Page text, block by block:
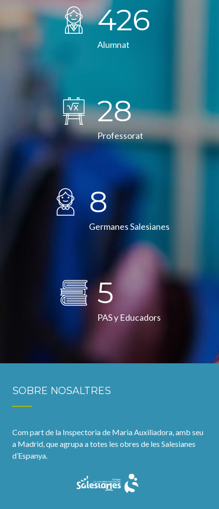
431
Alumnat
29
Professorat
8
Germanes Salesianes
5
PAS y Educadors
SOBRE NOSALTRES
Com part de la Inspectoria de Maria Auxiliadora, amb seu
a Madrid, que agrupa a totes les obres de les Salesianes
d’Espanya.